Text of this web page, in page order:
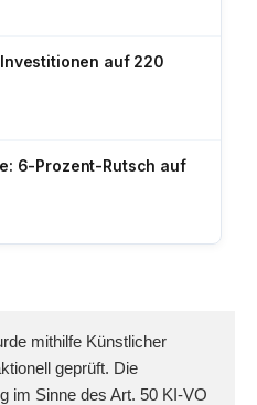
auf 220
6-Prozent-Rutsch auf
mithilfe Künstlicher
geprüft. Die
im Sinne des Art. 50 KI-VO